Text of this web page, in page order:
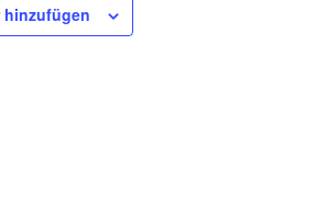
hinzufügen